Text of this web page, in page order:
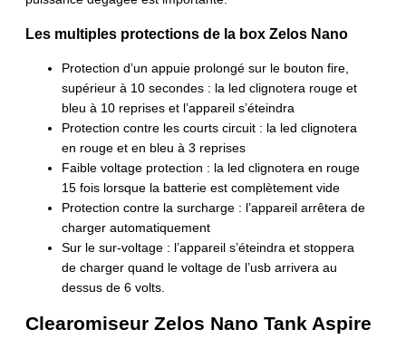
Les multiples protections de la box Zelos Nano
Protection d’un appuie prolongé sur le bouton fire,
supérieur à 10 secondes : la led clignotera rouge et
bleu à 10 reprises et l’appareil s’éteindra
Protection contre les courts circuit : la led clignotera
en rouge et en bleu à 3 reprises
Faible voltage protection : la led clignotera en rouge
15 fois lorsque la batterie est complètement vide
Protection contre la surcharge : l’appareil arrêtera de
charger automatiquement
Sur le sur-voltage : l’appareil s’éteindra et stoppera
de charger quand le voltage de l’usb arrivera au
dessus de 6 volts.
Clearomiseur Zelos Nano Tank Aspire